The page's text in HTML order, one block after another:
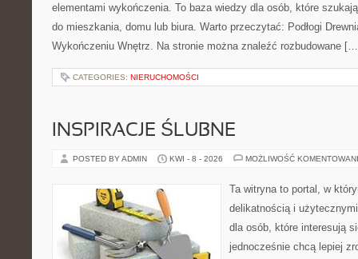
elementami wykończenia. To baza wiedzy dla osób, które
do mieszkania, domu lub biura. Warto przeczytać: Podłogi
Wykończeniu Wnętrz. Na stronie można znaleźć rozbudowane
CATEGORIES: NIERUCHOMOŚCI
INSPIRACJE ŚLUBNE
POSTED BY ADMIN KWI - 8 - 2026 MOŻLIWOŚĆ
Ta witryna to portal, w
delikatnością i
dla osób, które interesują
jednocześnie chcą lepiej